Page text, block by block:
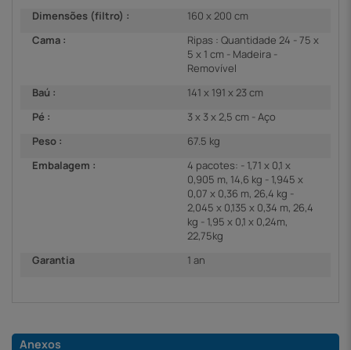
Dimensões (filtro) :
160 x 200 cm
Cama :
Ripas : Quantidade 24 - 75 x
5 x 1 cm - Madeira -
Removível
Baú :
141 x 191 x 23 cm
Pé :
3 x 3 x 2,5 cm - Aço
Peso :
67.5 kg
Embalagem :
4 pacotes: - 1,71 x 0,1 x
0,905 m, 14,6 kg - 1,945 x
0,07 x 0,36 m, 26,4 kg -
2,045 x 0,135 x 0,34 m, 26,4
kg - 1,95 x 0,1 x 0,24m,
22,75kg
Garantia
1 an
Anexos